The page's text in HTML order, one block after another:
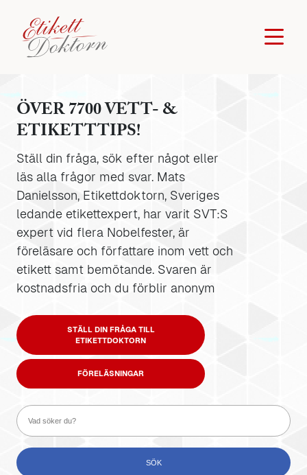
ÖVER 7700 VETT- &
ETIKETTTIPS!
Ställ din fråga, sök efter något eller
läs alla frågor med svar. Mats
Danielsson, Etikettdoktorn, Sveriges
ledande etikettexpert, har varit SVT:S
expert vid flera Nobelfester, är
föreläsare och författare inom vett och
etikett samt bemötande. Svaren är
kostnadsfria och du förblir anonym
STÄLL DIN FRÅGA TILL
ETIKETTDOKTORN
FÖRELÄSNINGAR